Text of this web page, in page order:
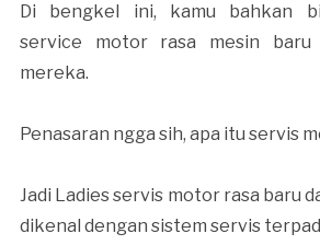
Di bengkel ini, kamu bahkan
service motor rasa mesin
mereka.
Penasaran ngga sih, apa itu servis
Jadi Ladies servis motor rasa baru
dikenal dengan sistem servis